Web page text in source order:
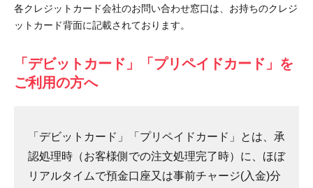
各クレジットカード会社のお問い合わせ窓口は、お持ちのクレジ
ットカード背面に記載されております。
「デビットカード」「プリペイドカード」を
ご利用の方へ
「デビットカード」「プリペイドカード」とは、承
認処理時（お客様側での注文処理完了時）に、ほぼ
リアルタイムで預金口座又は事前チャージ(入金)分